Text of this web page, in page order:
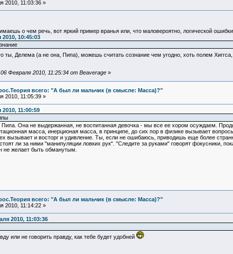
2010, 11:03:36 »
о чем речь, вот яркий пример вранья или, что маловероятно, логической
2010, 10:45:03
ты, Делема (а не она, Пипа), можешь считать сознание чем угодно, хоть полем Хиггса,
Февраля 2010, 11:25:34 от Beaverage»
всего: "А был ли мальчик (в смысле: Масса)?"
2010, 11:05:39 »
11:00:59
Она не выдержанная, не воспитанная девочка - мы все ее хором осуждаем.
масса, инерционая масса, в принципе, до сих пор в физике вызывает
вызывает и восторг и удивление. Ты, если не ошибаюсь, приводишь еще более
ли за ними "манипуляции ловких рук". "Следите за руками" говорят фокусники,
не желает быть обманутым.
всего: "А был ли мальчик (в смысле: Масса)?"
2010, 11:14:22 »
2010, 11:03:36
или не говорить правду, как тебе будет удобней